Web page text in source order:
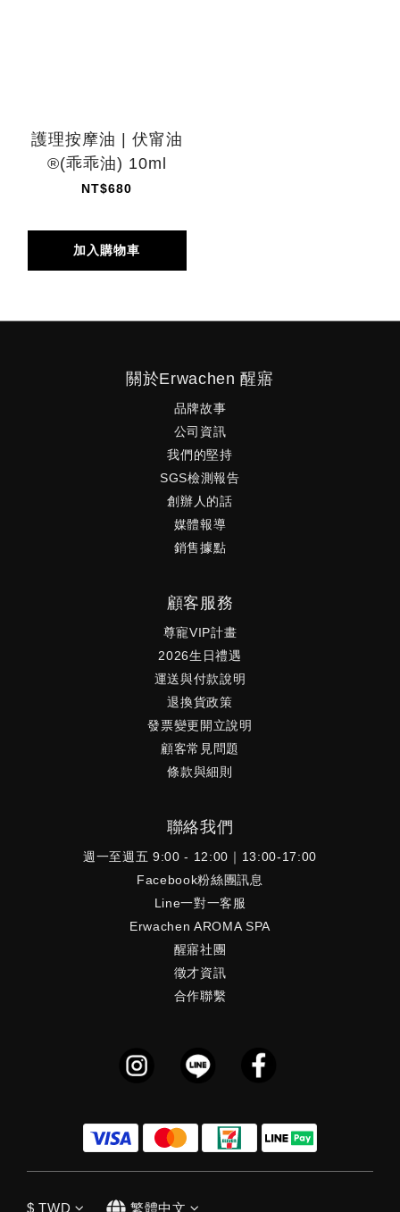
護理按摩油 | 伏甯油
®(乖乖油) 10ml
NT$680
加入購物車
關於Erwachen 醒寤
品牌故事
公司資訊
我們的堅持
SGS檢測報告
創辦人的話
媒體報導
銷售據點
顧客服務
尊寵VIP計畫
2026生日禮遇
運送與付款說明
退換貨政策
發票變更開立說明
顧客常見問題
條款與細則
聯絡我們
週一至週五 9:00 - 12:00｜13:00-17:00
Facebook粉絲團訊息
Line一對一客服
Erwachen AROMA SPA
醒寤社團
徵才資訊
合作聯繫
$ TWD 繁體中文